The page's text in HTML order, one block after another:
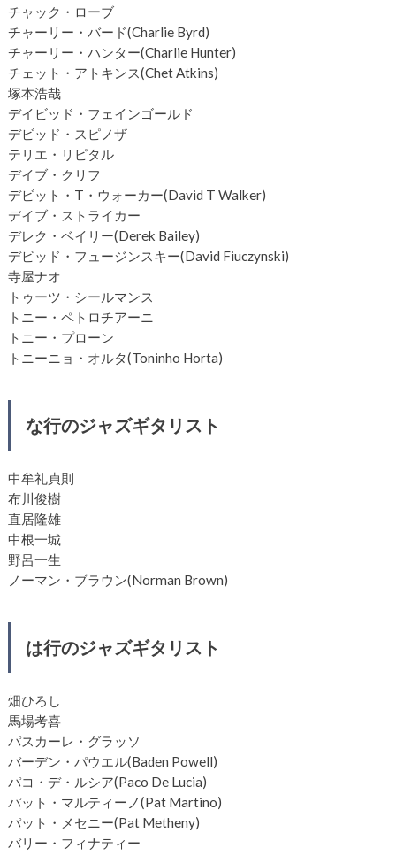
チャック・ローブ
チャーリー・バード(Charlie Byrd)
チャーリー・ハンター(Charlie Hunter)
チェット・アトキンス(Chet Atkins)
塚本浩哉
デイビッド・フェインゴールド
デビッド・スピノザ
テリエ・リピタル
デイブ・クリフ
デビット・T・ウォーカー(David T Walker)
デイブ・ストライカー
デレク・ベイリー(Derek Bailey)
デビッド・フュージンスキー(David Fiuczynski)
寺屋ナオ
トゥーツ・シールマンス
トニー・ペトロチアーニ
トニー・プローン
トニーニョ・オルタ(Toninho Horta)
な行のジャズギタリスト
中牟礼貞則
布川俊樹
直居隆雄
中根一城
野呂一生
ノーマン・ブラウン(Norman Brown)
は行のジャズギタリスト
畑ひろし
馬場考喜
パスカーレ・グラッソ
バーデン・パウエル(Baden Powell)
パコ・デ・ルシア(Paco De Lucia)
パット・マルティーノ(Pat Martino)
パット・メセニー(Pat Metheny)
バリー・フィナティー